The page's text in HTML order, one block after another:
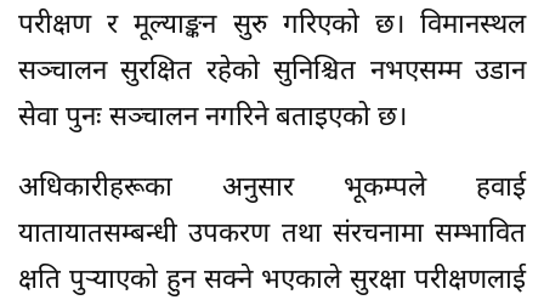
परीक्षण र मूल्याङ्कन सुरु गरिएको छ। विमानस्थल
सञ्चालन सुरक्षित रहेको सुनिश्चित नभएसम्म उडान
सेवा पुनः सञ्चालन नगरिने बताइएको छ।
अधिकारीहरूका अनुसार भूकम्पले हवाई
यातायातसम्बन्धी उपकरण तथा संरचनामा सम्भावित
क्षति पुर्‍याएको हुन सक्ने भएकाले सुरक्षा परीक्षणलाई